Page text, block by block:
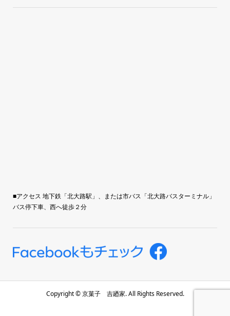
■アクセス 地下鉄「北大路駅」、または市バス「北大路バスターミナル」
バス停下車、西へ徒歩２分
Copyright ©京菓子 吉廼家. All Rights Reserved.